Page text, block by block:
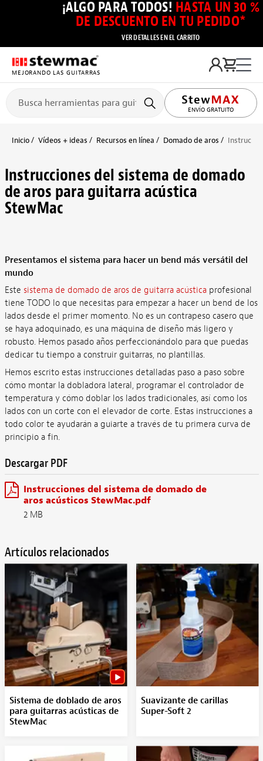
¡ALGO PARA TODOS! HASTA UN 30 %
DE DESCUENTO EN TU PEDIDO*
VER DETALLES EN EL CARRITO
MEJORANDO LAS GUITARRAS
ENVÍO GRATUITO
Inicio Vídeos + ideas Recursos en línea Domado de aros
Instrucciones del sistema de domado
de aros para guitarra acústica
StewMac
Presentamos el sistema para hacer un bend más versátil del
mundo
Este sistema de domado de aros de guitarra acústica profesional
tiene TODO lo que necesitas para empezar a hacer un bend de los
lados desde el primer momento. No es un contrapeso casero que
se haya adoquinado, es una máquina de diseño más ligero y
robusto. Hemos pasado años perfeccionándolo para que puedas
dedicar tu tiempo a construir guitarras, no plantillas.
Hemos escrito estas instrucciones detalladas paso a paso sobre
cómo montar la dobladora lateral, programar el controlador de
temperatura y cómo doblar los lados tradicionales, así como los
lados con un corte con el elevador de corte. Estas instrucciones a
todo color te ayudarán a guiarte a través de tu primera curva de
principio a fin.
Descargar PDF
Instrucciones del sistema de domado de
aros acústicos StewMac.pdf
2 MB
Artículos relacionados
Sistema de doblado de aros
para guitarras acústicas de
StewMac
Suavizante de carillas
Super-Soft 2